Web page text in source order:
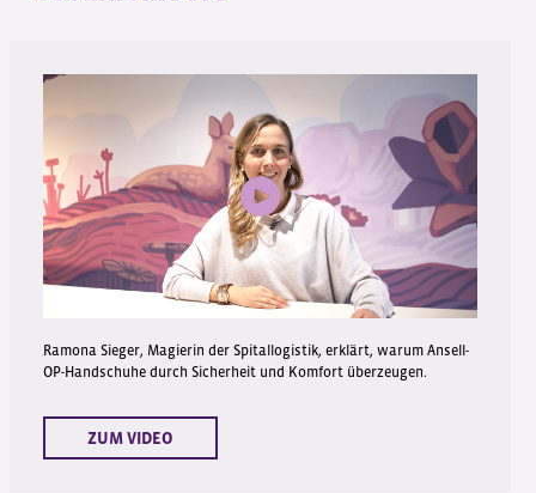
Ramona Sieger, Magierin der Spitallogistik, erklärt, warum Ansell-
OP-Handschuhe durch Sicherheit und Komfort überzeugen.
ZUM VIDEO